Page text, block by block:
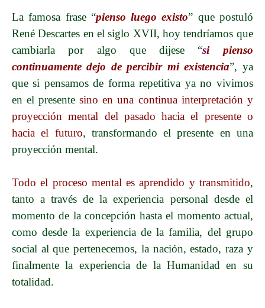
La famosa frase “pienso luego existo” que postuló
René Descartes en el siglo XVII, hoy tendríamos que
cambiarla por algo que dijese “si pienso
continuamente dejo de percibir mi existencia”, ya
que si pensamos de forma repetitiva ya no vivimos
en el presente sino en una continua interpretación y
proyección mental del pasado hacia el presente o
hacia el futuro, transformando el presente en una
proyección mental.
Todo el proceso mental es aprendido y transmitido,
tanto a través de la experiencia personal desde el
momento de la concepción hasta el momento actual,
como desde la experiencia de la familia, del grupo
social al que pertenecemos, la nación, estado, raza y
finalmente la experiencia de la Humanidad en su
totalidad.